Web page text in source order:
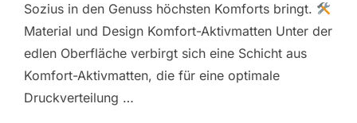
Sozius in den Genuss höchsten Komforts bringt.
Material und Design Komfort-Aktivmatten Unter der
edlen Oberfläche verbirgt sich eine Schicht aus
Komfort-Aktivmatten, die für eine optimale
Druckverteilung …